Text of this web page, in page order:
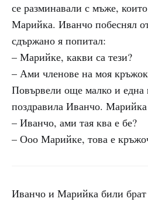
се разминавали с мъже,
Марийка. Иванчо побеснял
сдържано я попитал:
– Марийке, какви са тези?
– Ами членове на моя
Повървели още малко и една
поздравила Иванчо. Марийка
– Иванчо, ами тая ква е бе?
– Ооо Марийке, това е
Иванчо и Марийка били